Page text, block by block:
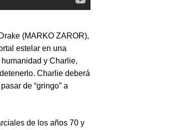
(MARKO ZAROR),
estelar en una
y Charlie,
Charlie deberá
de “gringo” a
de los años 70 y